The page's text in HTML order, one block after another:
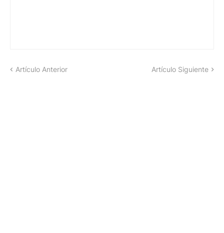
Artículo Anterior Artículo Siguiente